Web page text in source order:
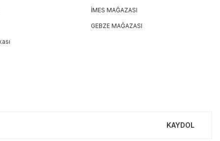
İMES MAĞAZASI
GEBZE MAĞAZASI
KAYDOL